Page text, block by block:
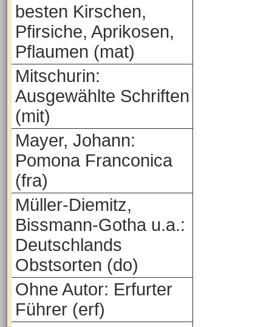
besten Kirschen,
Pfirsiche, Aprikosen,
Pflaumen (mat)
Mitschurin:
Ausgewählte Schriften
(mit)
Mayer, Johann:
Pomona Franconica
(fra)
Müller-Diemitz,
Bissmann-Gotha u.a.:
Deutschlands
Obstsorten (do)
Ohne Autor: Erfurter
Führer (erf)